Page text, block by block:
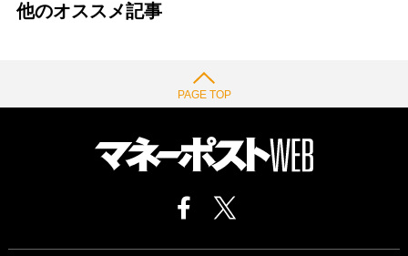
他のオススメ記事
PAGE TOP